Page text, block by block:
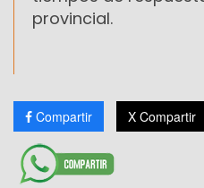
provincial.
Compartir X Compartir